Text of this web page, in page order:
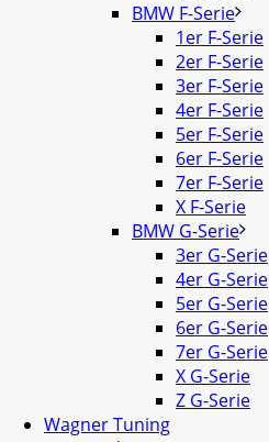
BMW F-Serie
1er F-Serie
2er F-Serie
3er F-Serie
4er F-Serie
5er F-Serie
6er F-Serie
7er F-Serie
X F-Serie
BMW G-Serie
3er G-Serie
4er G-Serie
5er G-Serie
6er G-Serie
7er G-Serie
X G-Serie
Z G-Serie
Wagner Tuning